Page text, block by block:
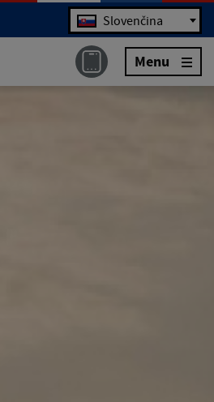
Jazyk Slovenčina
Menu